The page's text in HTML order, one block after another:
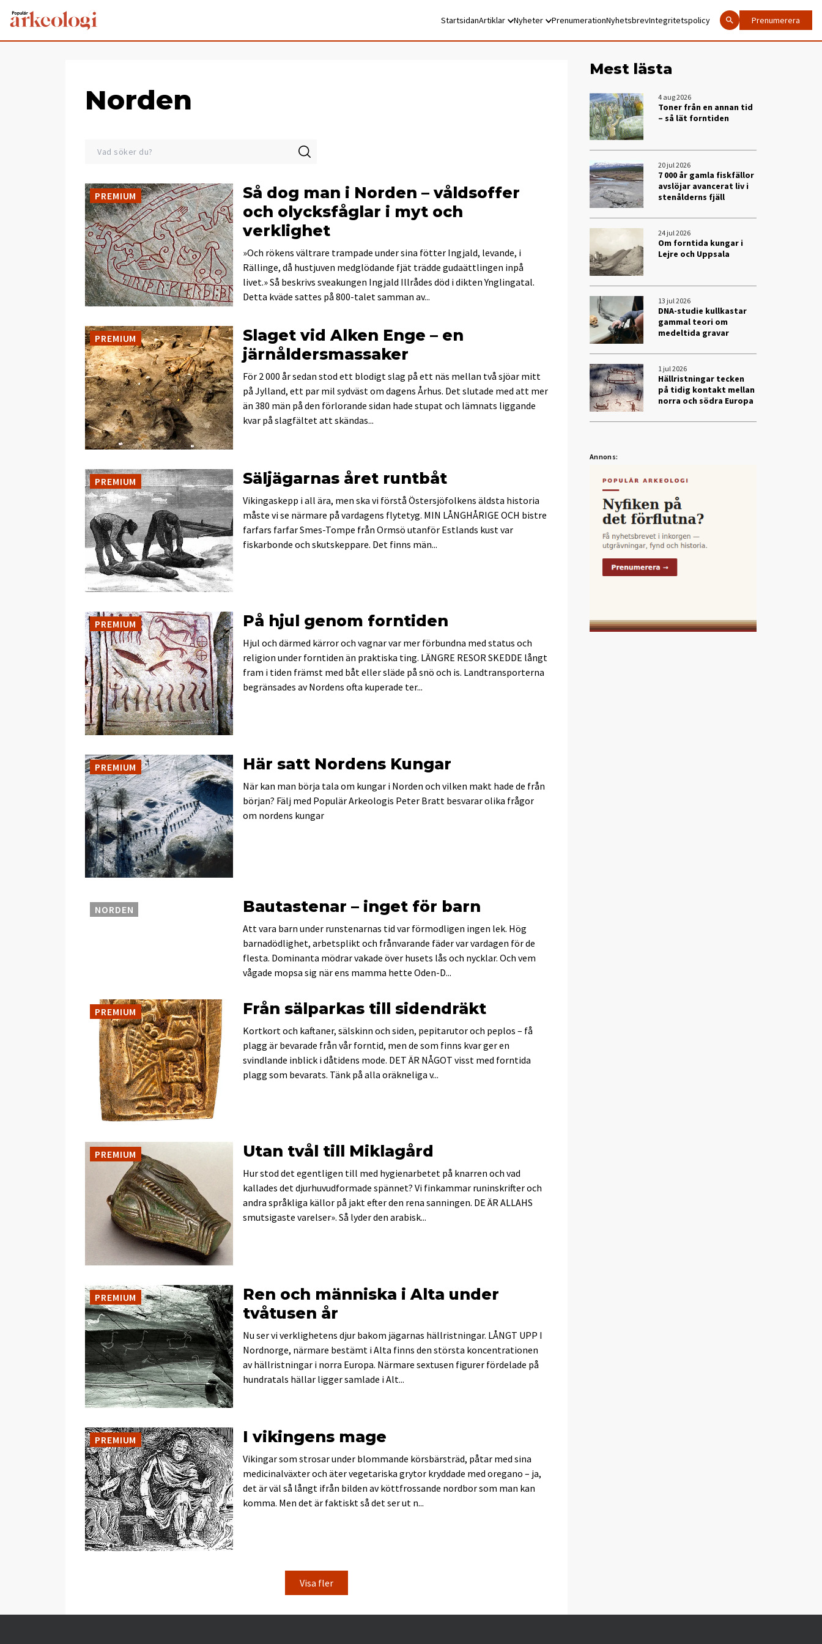
StartsidanArtiklar Nyheter PrenumerationNyhetsbrevIntegritetspolicy Prenumerera
Norden
PREMIUM
Så dog man i Norden – våldsoffer
och olycksfåglar i myt och
verklighet
»Och rökens vältrare trampade under sina fötter Ingjald, levande, i
Rällinge, då hustjuven medglödande fjät trädde gudaättlingen inpå
livet.» Så beskrivs sveakungen Ingjald Illrådes död i dikten Ynglingatal.
Detta kväde sattes på 800-­talet samman av...
PREMIUM
Slaget vid Alken Enge – en
järnåldersmassaker
För 2 000 år sedan stod ett blodigt slag på ett näs mellan två sjöar mitt
på Jylland, ett par mil sydväst om dagens Århus. Det slutade med att mer
än 380 män på den förlorande sidan hade stupat och lämnats liggande
kvar på slagfältet att skändas...
PREMIUM Säljägarnas året runtbåt
Vikingaskepp i all ära, men ska vi förstå Öster­sjöfolkens äldsta historia
måste vi se närmare på vardagens flytetyg. MIN LÅNGHÅRIGE OCH bistre
farfars farfar Smes-Tompe från Ormsö utanför Estlands kust var
fiskarbonde och skutskeppare. Det finns män...
PREMIUM På hjul genom forntiden
Hjul och därmed kärror och vagnar var mer förbundna med status och
religion under forntiden än praktiska ting. LÄNGRE RESOR SKEDDE långt
fram i tiden främst med båt eller släde på snö och is. Landtransporterna
begränsades av Nordens ofta kuperade ter...
PREMIUM Här satt Nordens Kungar
När kan man börja tala om kungar i Norden och vilken makt hade de från
början? Fälj med Populär Arkeologis Peter Bratt besvarar olika frågor
om nordens kungar
NORDEN Bautastenar – inget för barn
Att vara barn under runstenarnas tid var förmodligen ingen lek. Hög
barnadödlighet, arbetsplikt och frånvarande fäder var vardagen för de
flesta. Dominanta mödrar vakade över husets lås och nycklar. Och vem
vågade mopsa sig när ens mamma hette Oden-D...
PREMIUM Från sälparkas till sidendräkt
Kortkort och kaftaner, sälskinn och siden, pepitarutor och peplos – få
plagg är bevarade från vår forntid, men de som finns kvar ger en
svindlande inblick i dåtidens mode. DET ÄR NÅGOT visst med forntida
plagg som be­varats. Tänk på alla oräkneliga v...
PREMIUM Utan tvål till Miklagård
Hur stod det egentligen till med hygienarbetet på knarren och vad
kallades det djurhuvud­formade spännet? Vi finkammar runinskrifter och
andra språkliga källor på jakt efter den rena sanningen. DE ÄR ALLAHS
smutsigaste varelser». Så lyder den arabisk...
PREMIUM
Ren och människa i Alta under
tvåtusen år
Nu ser vi verklighetens djur bakom jägarnas hällristningar. LÅNGT UPP I
Nordnorge, närmare bestämt i Alta finns den största koncentrationen
av hällristningar i norra Europa. Närmare sextusen figurer fördelade på
hundratals hällar ligger samlade i Alt...
PREMIUM I vikingens mage
Vikingar som strosar under blommande körsbärsträd, påtar med sina
medicinal­växter och äter vegetariska grytor kryddade med oregano – ja,
det är väl så långt ifrån bilden av köttfrossande nordbor som man kan
komma. Men det är faktiskt så det ser ut n...
Visa fler
Mest lästa
4 aug 2026
Toner från en annan tid
– så lät forntiden
20 jul 2026
7 000 år gamla fiskfällor
avslöjar avancerat liv i
stenålderns fjäll
24 jul 2026
Om forntida kungar i
Lejre och Uppsala
13 jul 2026
DNA-studie kullkastar
gammal teori om
medeltida gravar
1 jul 2026
Hällristningar tecken
på tidig kontakt mellan
norra och södra Europa
Annons: